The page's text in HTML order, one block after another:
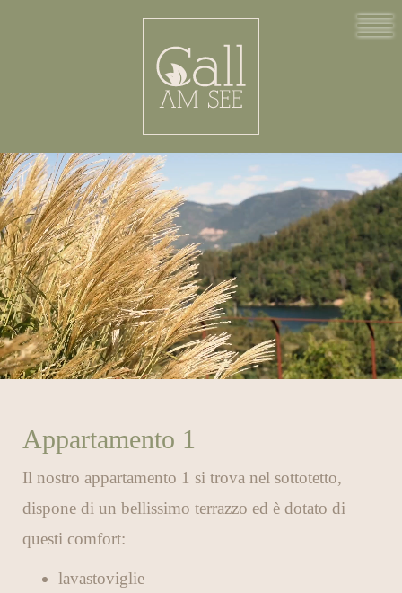
Appartamento 1
Il nostro appartamento 1 si trova nel sottotetto,
dispone di un bellissimo terrazzo ed è dotato di
questi comfort:
lavastoviglie